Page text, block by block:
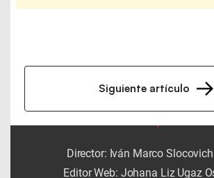
Siguiente artículo
Director: Iván Marco
Editor Web: Johana Liz Ugaz